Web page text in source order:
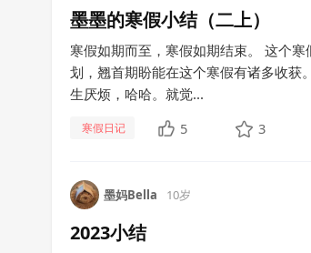
墨墨的寒假小结（二上）
寒假如期而至，寒假如期结束。 这个
划，翘首期盼能在这个寒假有诸多收获
生厌烦，哈哈。就觉...
寒假日记 5 3
墨妈Bella 10岁
2023小结